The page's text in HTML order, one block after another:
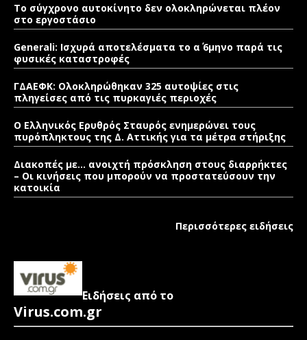
Το σύγχρονο αυτοκίνητο δεν ολοκληρώνεται πλέον
στο εργοστάσιο
Generali: Ισχυρά αποτελέσματα το α΄ 6μηνο παρά τις
φυσικές καταστροφές
ΓΔΑΕΦΚ: Ολοκληρώθηκαν 325 αυτοψίες στις
πληγείσες από τις πυρκαγιές περιοχές
Ο Ελληνικός Ερυθρός Σταυρός ενημερώνει τους
πυρόπληκτους της Δ. Αττικής για τα μέτρα στήριξης
Διακοπές με… ανοιχτή πρόσκληση στους διαρρήκτες
– Οι κινήσεις που μπορούν να προστατεύσουν την
κατοικία
Περισσότερες ειδήσεις
Ειδήσεις από το
Virus.com.gr